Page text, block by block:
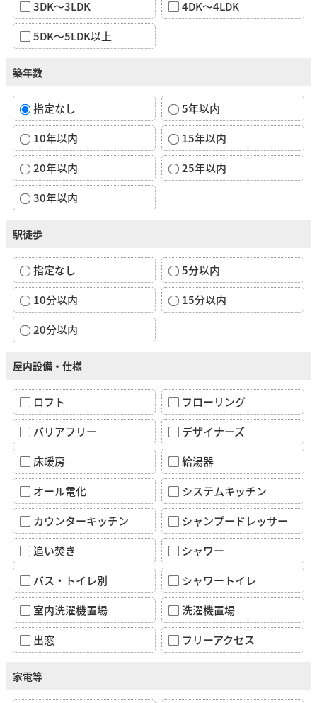
3DK～3LDK
4DK～4LDK
5DK～5LDK以上
築年数
指定なし
5年以内
10年以内
15年以内
20年以内
25年以内
30年以内
駅徒歩
指定なし
5分以内
10分以内
15分以内
20分以内
屋内設備・仕様
ロフト
フローリング
バリアフリー
デザイナーズ
床暖房
給湯器
オール電化
システムキッチン
カウンターキッチン
シャンプードレッサー
追い焚き
シャワー
バス・トイレ別
シャワートイレ
室内洗濯機置場
洗濯機置場
出窓
フリーアクセス
家電等